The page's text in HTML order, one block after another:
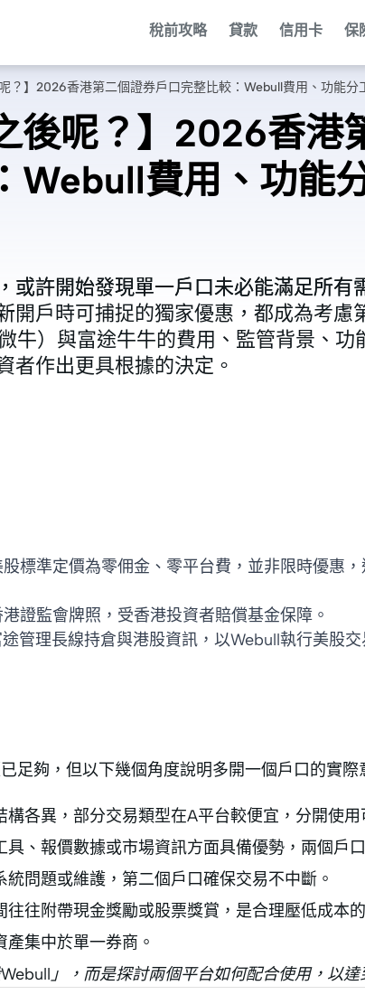
稅前攻略 貸款 信用卡 保
呢？】2026香港第二個證券戶口完整比較：Webull費用、功能分
後呢？】2026香港
Webull費用、功能
或許開始發現單一戶口未必能滿足所
開戶時可捕捉的獨家優惠，都成為考慮
牛）與富途牛牛的費用、監管背景、功
者作出更具根據的決定。
或許開始發現單一戶口未必能滿足所
開戶時可捕捉的獨家優惠，都成為考慮
牛）與富途牛牛的費用、監管背景、功
者作出更具根據的決定。
標準定價為零佣金、零平台費，並非限時優惠
證監會牌照，受香港投資者賠償基金保障。
管理長線持倉與港股資訊，以Webull執行美股
足夠，但以下幾個角度說明多開一個戶口的實際
構各異，部分交易類型在A平台較便宜，分開使
具、報價數據或市場資訊方面具備優勢，兩個戶
問題或維護，第二個戶口確保交易不中斷。
往往附帶現金獎勵或股票獎賞，是合理壓低成本
產集中於單一券商。
」，而是探討兩個平台如何配合使用，以達